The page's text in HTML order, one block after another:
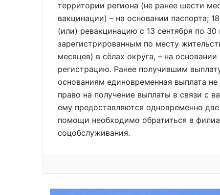
территории региона (не ранее шести
вакцинации) – на основании паспорта;
(или) ревакцинацию с 13 сентября по
зарегистрированным по месту
месяцев) в сёлах округа, – на
регистрацию. Ранее получившим
основаниям единовременная выплата
право на получение выплаты в связи с
ему предоставляются одновременно
помощи необходимо обратиться в
соцобслуживания.